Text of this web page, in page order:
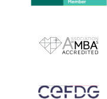
IMAGE
IMAGE